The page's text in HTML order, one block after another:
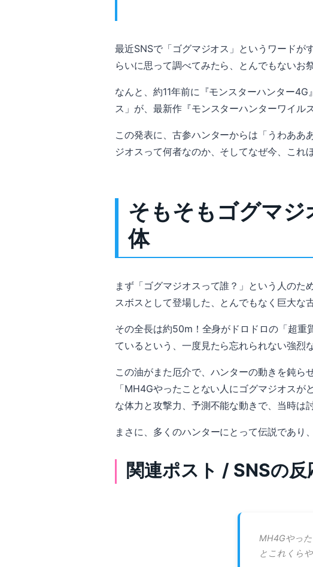
最近SNSで「ゴグマジオス」というワードが
らいに思って調べてみたら、とんでもないお
なんと、約11年前に『モンスターハンター
ス」が、最新作『モンスターハンターワイル
この発表に、古参ハンターからは「うわああ
ジオスって何者なのか、そしてなぜ今、これ
そもそもゴグマジ
体
まず「ゴグマジオスって誰？」という人の
スボスとして登場した、とんでもなく巨大な
その全長は約50m！全身がドロドロの「超重
ているという、一度見たら忘れられない強烈
この油がまた厄介で、ハンターの動きを鈍ら
「MH4Gやったことない人にゴグマジオス
な体力と攻撃力、予測不能な動きで、当時は
まさに、多くのハンターにとって伝説であり
関連ポスト / SNSの反
MH4Gやっ
とこれくら